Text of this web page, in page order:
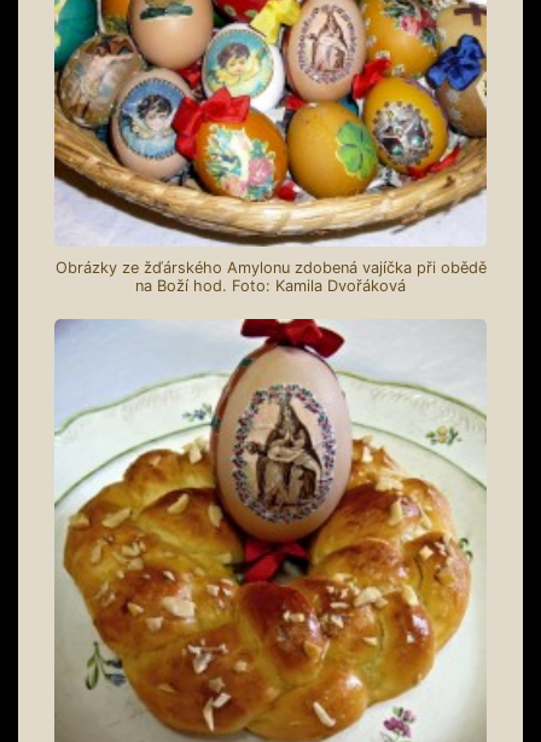
Obrázky ze žďárského Amylonu zdobená vajíčka při obědě
na Boží hod. Foto: Kamila Dvořáková